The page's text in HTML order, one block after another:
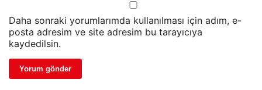
Daha sonraki yorumlarımda kullanılması için adım, e-
posta adresim ve site adresim bu tarayıcıya
kaydedilsin.